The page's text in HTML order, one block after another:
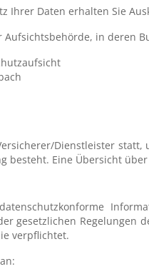
Ihrer Daten erhalten Sie
Aufsichtsbehörde, in deren
Dienstleister
besteht. Eine Übersicht
gesetzlichen Regelungen
verpflichtet.